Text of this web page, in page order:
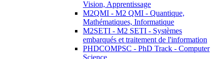
Vision, Apprentissage
M2QMI - M2 QMI - Quantique,
Mathématiques, Informatique
M2SETI - M2 SETI - Systèmes
embarqués et traitement de l'information
PHDCOMPSC - PhD Track - Computer
Science